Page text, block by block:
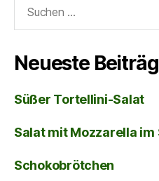
nach:
Neueste
Süßer Tortellini-Salat
Salat mit Mozzarella
Schokobrötchen